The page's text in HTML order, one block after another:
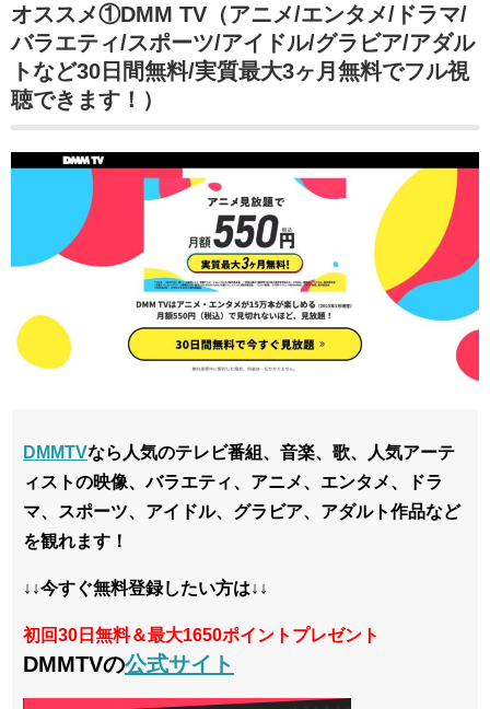
オススメ①DMM TV（アニメ/エンタメ/ドラマ/
バラエティ/スポーツ/アイドル/グラビア/アダル
トなど30日間無料/実質最大3ヶ月無料でフル視
聴できます！）
DMMTVなら人気のテレビ番組、音楽、歌、人気アーテ
ィストの映像、バラエティ、アニメ、エンタメ、ドラ
マ、スポーツ、アイドル、グラビア、アダルト作品など
を観れます！
↓↓今すぐ無料登録したい方は↓↓
初回30日無料＆最大1650ポイントプレゼント
DMMTVの公式サイト